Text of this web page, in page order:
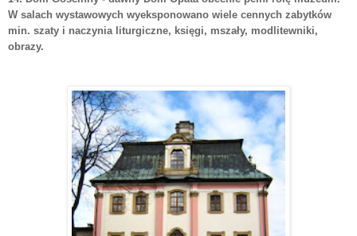
W salach wystawowych wyeksponowano wiele cennych zabytków
min. szaty i naczynia liturgiczne, księgi, mszały, modlitewniki,
obrazy.